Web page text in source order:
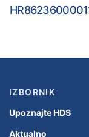
IZBORNIK
Upoznajte HDS
Aktualno